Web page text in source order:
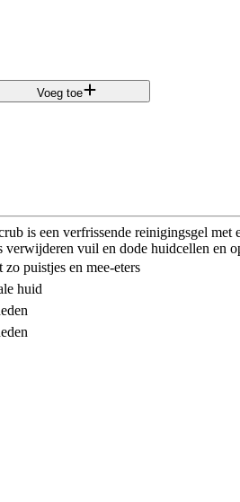
Voeg toe
is een verfrissende reinigingsgel met
verwijderen vuil en dode huidcellen en
puistjes en mee-eters
huid